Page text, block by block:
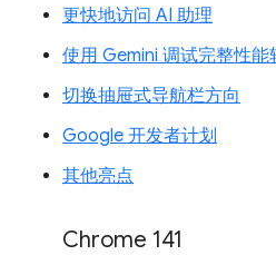
更快地访问 AI 助理
使用 Gemini 调试完整性能
切换抽屉式导航栏方向
Google 开发者计划
其他亮点
Chrome 141